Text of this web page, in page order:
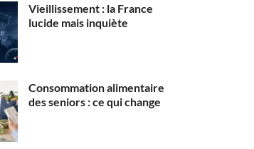
Vieillissement : la France
lucide mais inquiète
Consommation alimentaire
des seniors : ce qui change